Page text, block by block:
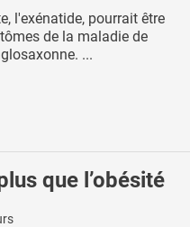
l'exénatide, pourrait être
de la maladie de
...
que l’obésité